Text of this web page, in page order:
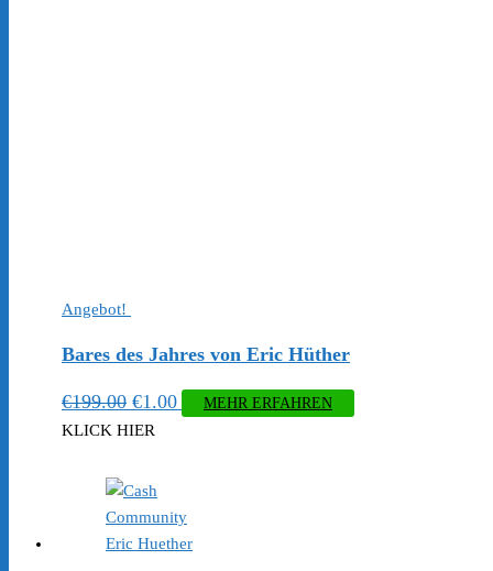
Angebot!
Bares des Jahres von Eric Hüther
€199.00 Ursprünglicher
Preis
€199.00
€1.00Aktueller
MEHR ERFAHREN
KLICK HIER